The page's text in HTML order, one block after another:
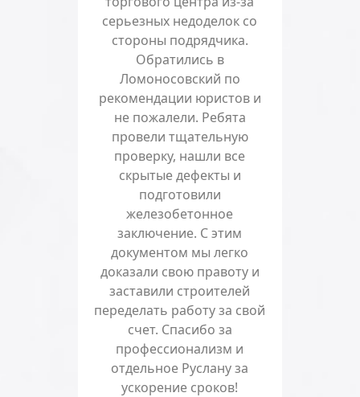
серьезных недоделок со
стороны подрядчика.
Обратились в
Ломоносовский по
рекомендации юристов и
не пожалели. Ребята
провели тщательную
проверку, нашли все
скрытые дефекты и
подготовили
железобетонное
заключение. С этим
документом мы легко
доказали свою правоту и
заставили строителей
переделать работу за свой
счет. Спасибо за
профессионализм и
отдельное Руслану за
ускорение сроков!